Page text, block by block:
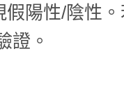
陽性/陰性
證。